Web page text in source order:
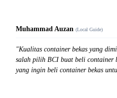
Muhammad Auzan (Local Guide)
"Kualitas container bekas yang
salah pilih BCI buat beli container
yang ingin beli container bekas